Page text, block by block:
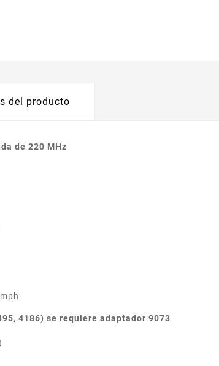
del producto
de 220 MHz
4186) se requiere adaptador 9073